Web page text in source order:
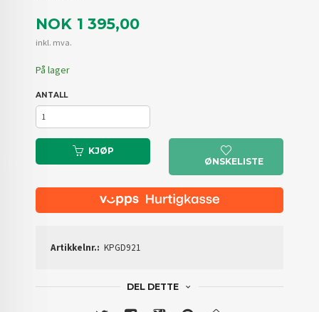
Pris
NOK 1 395,00
inkl. mva.
På lager
ANTALL
KJØP
ØNSKELISTE
Artikkelnr.: KPGD921
DEL DETTE